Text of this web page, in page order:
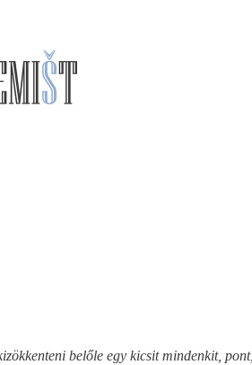
belőle egy kicsit mindenkit, pont,